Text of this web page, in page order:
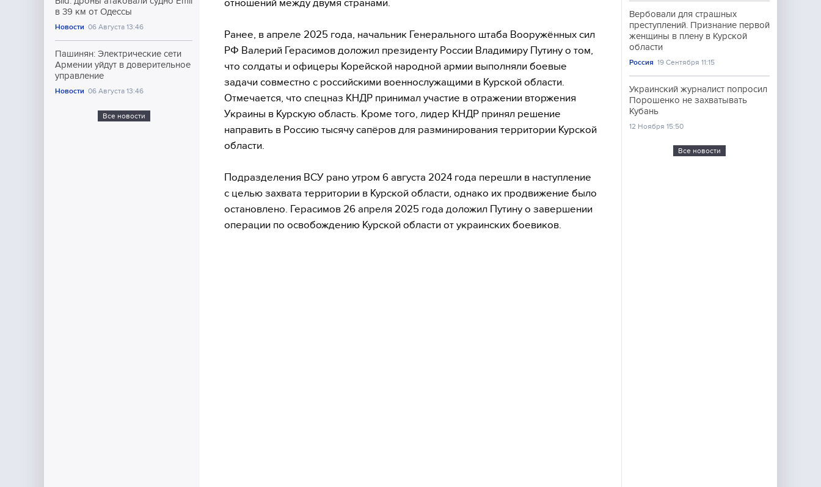
в 39 км от Одессы
Новости 06 Августа 13:46
Пашинян: Электрические сети
Армении уйдут в доверительное
управление
Новости 06 Августа 13:46
Все новости
отношений между двумя странами.
Ранее, в апреле 2025 года, начальник Генерального штаба Вооружённых сил
РФ Валерий Герасимов доложил президенту России Владимиру Путину о том,
что солдаты и офицеры Корейской народной армии выполняли боевые
задачи совместно с российскими военнослужащими в Курской области.
Отмечается, что спецназ КНДР принимал участие в отражении вторжения
Украины в Курскую область. Кроме того, лидер КНДР принял решение
направить в Россию тысячу сапёров для разминирования территории Курской
области.
Подразделения ВСУ рано утром 6 августа 2024 года перешли в наступление
с целью захвата территории в Курской области, однако их продвижение было
остановлено. Герасимов 26 апреля 2025 года доложил Путину о завершении
операции по освобождению Курской области от украинских боевиков.
Вербовали для страшных
преступлений. Признание первой
женщины в плену в Курской
области
Россия 19 Сентября 11:15
Украинский журналист попросил
Порошенко не захватывать
Кубань
12 Ноября 15:50
Все новости